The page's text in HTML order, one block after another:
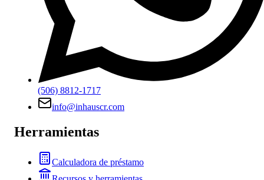
(506) 8812-1717
info@inhauscr.com
Herramientas
Calculadora de préstamo